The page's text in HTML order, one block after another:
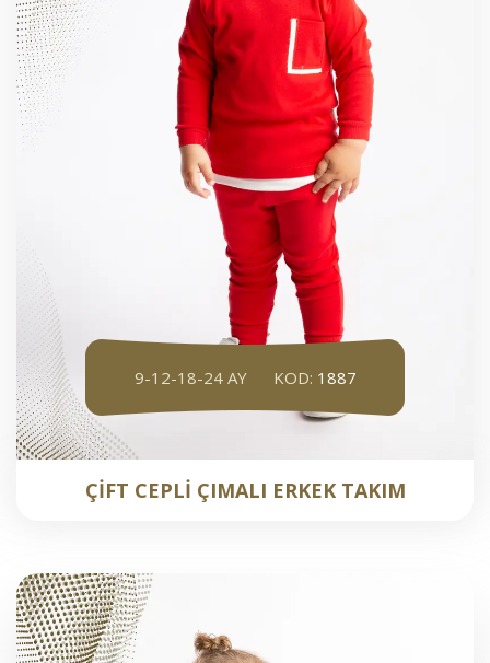
9-12-18-24 AY KOD: 1887
ÇİFT CEPLİ ÇIMALI ERKEK TAKIM